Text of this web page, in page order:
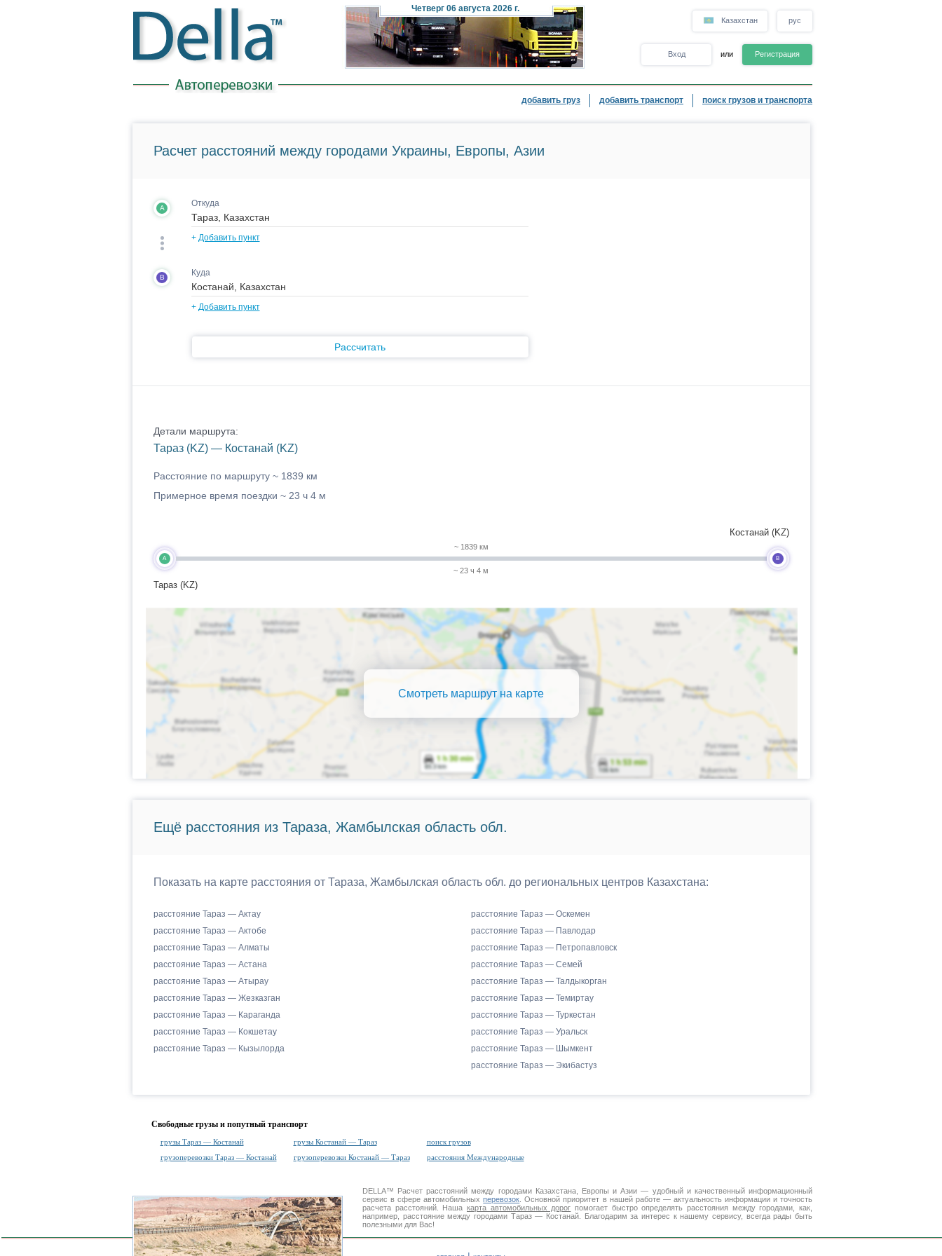
Четверг 06 августа 2026 г.
Казахстан рус
Вход или Регистрация
добавить груз добавить транспорт поиск грузов и транспорта
Расчет расстояний между городами Украины, Европы, Азии
A Откуда
+ Добавить пункт
B Куда
+ Добавить пункт
Рассчитать
Детали маршрута:
Тараз (KZ) — Костанай (KZ)
Расстояние по маршруту ~ 1839 км
Примерное время поездки ~ 23 ч 4 м
A
Тараз (KZ)
~ 1839 км
~ 23 ч 4 м
B
Костанай (KZ)
Смотреть маршрут на карте
Ещё расстояния из Тараза, Жамбылская область обл.
Показать на карте расстояния от Тараза, Жамбылская область обл. до региональных центров Казахстана:
расстояние Тараз — Актау
расстояние Тараз — Актобе
расстояние Тараз — Алматы
расстояние Тараз — Астана
расстояние Тараз — Атырау
расстояние Тараз — Жезказган
расстояние Тараз — Караганда
расстояние Тараз — Кокшетау
расстояние Тараз — Кызылорда
расстояние Тараз — Оскемен
расстояние Тараз — Павлодар
расстояние Тараз — Петропавловск
расстояние Тараз — Семей
расстояние Тараз — Талдыкорган
расстояние Тараз — Темиртау
расстояние Тараз — Туркестан
расстояние Тараз — Уральск
расстояние Тараз — Шымкент
расстояние Тараз — Экибастуз
Свободные грузы и попутный транспорт
грузы Тараз — Костанай грузы Костанай — Тараз
поиск грузов
грузоперевозки Тараз — Костанай
грузоперевозки Костанай — Тараз расстояния Международные
DELLA™ Расчет расстояний между городами Казахстана, Европы и Азии — удобный и качественный информационный
сервис в сфере автомобильныхперевозок . Основной приоритет в нашей работе — актуальность информации и точность
расчета расстояний. Наша карта автомобильных дорог помогает быстро определять расстояния между городами, как,
например, расстояние между городами Тараз — Костанай. Благодарим за интерес к нашему сервису, всегда рады быть
полезными для Вас!